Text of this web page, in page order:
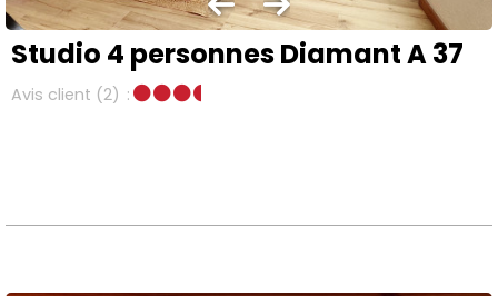
Studio 4 personnes Diamant A 37
Avis client (2)